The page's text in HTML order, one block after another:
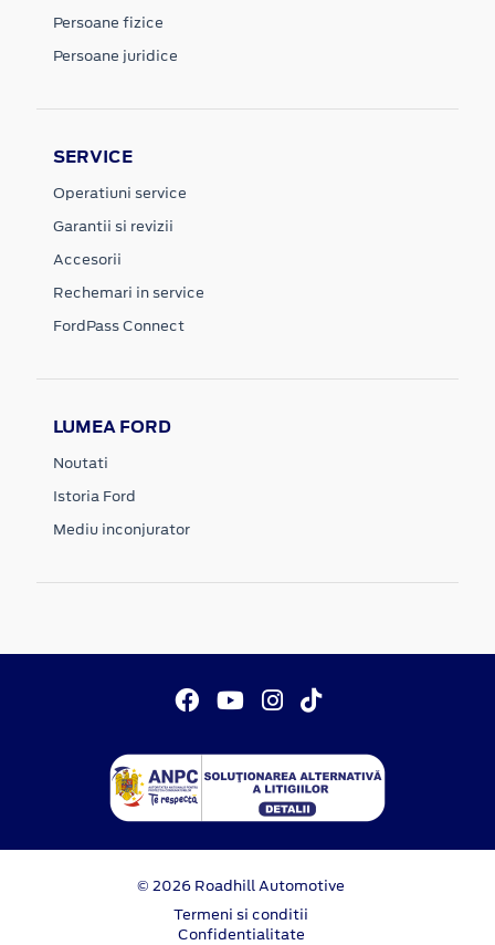
Persoane fizice
Persoane juridice
SERVICE
Operatiuni service
Garantii si revizii
Accesorii
Rechemari in service
FordPass Connect
LUMEA FORD
Noutati
Istoria Ford
Mediu inconjurator
© 2026 Roadhill Automotive
Termeni si conditii
Confidentialitate